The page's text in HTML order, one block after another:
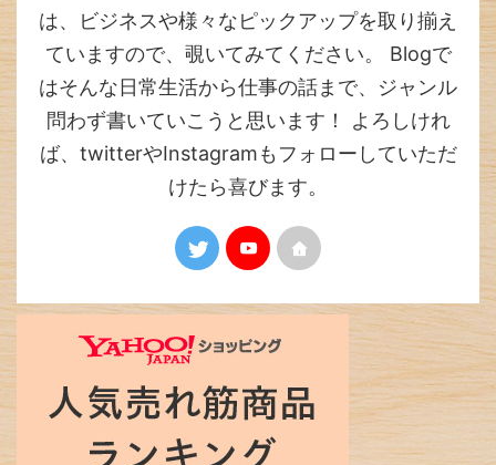
は、ビジネスや様々なピックアップを取り揃え
ていますので、覗いてみてください。 Blogで
はそんな日常生活から仕事の話まで、ジャンル
問わず書いていこうと思います！ よろしけれ
ば、twitterやInstagramもフォローしていただ
けたら喜びます。